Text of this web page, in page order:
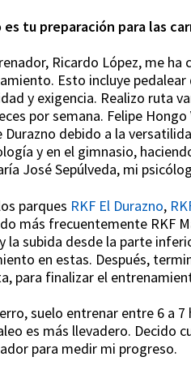
es tu preparación para las
Ricardo López, me
Esto incluye
y exigencia. Realizo ruta
por semana. Felipe
Durazno debido a la
y en el gimnasio,
José Sepúlveda, mi
parques RKF El Durazno,
más frecuentemente RKF
la subida desde la parte
en estas. Después,
para finalizar el
suelo entrenar entre 6 a
es más llevadero. Decido
para medir mi progreso.